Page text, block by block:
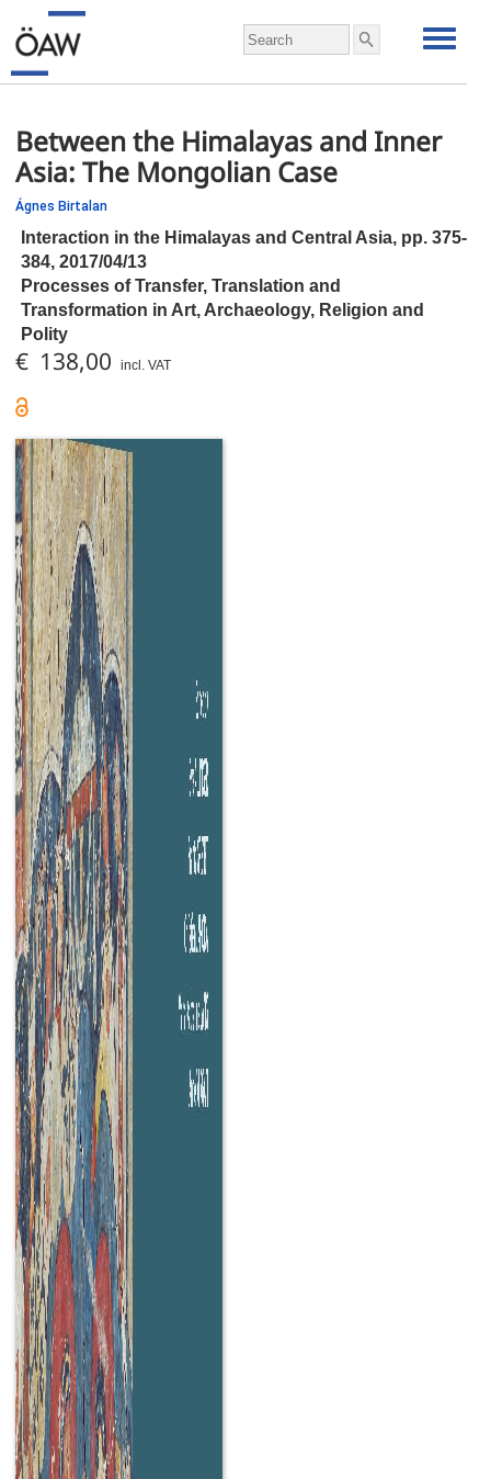
Between the Himalayas and Inner
Asia: The Mongolian Case
Ágnes Birtalan
Interaction in the Himalayas and Central Asia, pp. 375-
384, 2017/04/13
Processes of Transfer, Translation and
Transformation in Art, Archaeology, Religion and
Polity
€ 138,00 incl. VAT